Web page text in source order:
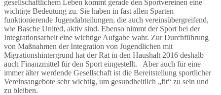
gesellschaftlichem Leben kommt gerade den Sportvereinen eine
wichtige Bedeutung zu. Sie haben in fast allen Sparten
funktionierende Jugendabteilungen, die auch vereinsübergreifend,
wie Basche United, aktiv sind. Ebenso nimmt der Sport bei der
Integrationsarbeit eine wichtige Aufgabe wahr. Zur Durchführung
von Maßnahmen der Integration von Jugendlichen mit
Migrationshintergrund hat der Rat in den Haushalt 2016 deshalb
auch Finanzmittel für den Sport eingestellt. Aber auch für eine
immer älter werdende Gesellschaft ist die Bereitstellung sportlicher
Vereinsangebote sehr wichtig, um gesundheitlich „fit“ zu sein und
zu bleiben.